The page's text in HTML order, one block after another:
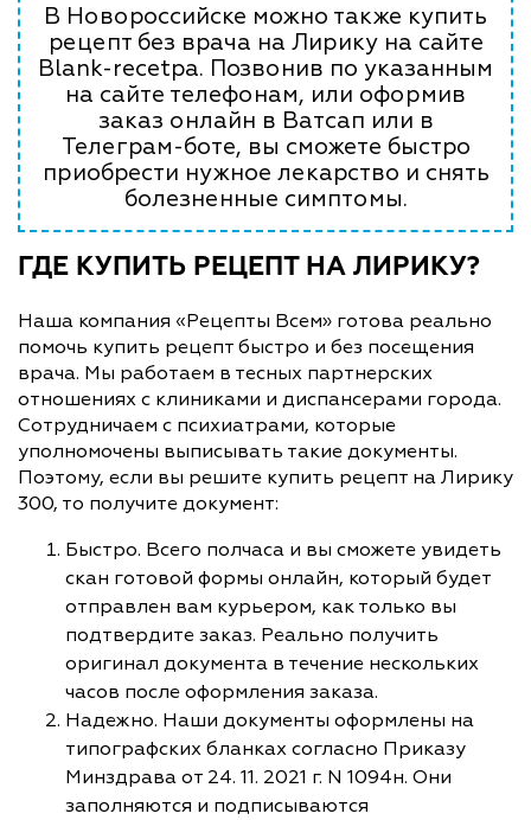
В Новороссийске можно также купить
рецепт без врача на Лирику на сайте
Blank-recetpa. Позвонив по указанным
на сайте телефонам, или оформив
заказ онлайн в Ватсап или в
Телеграм-боте, вы сможете быстро
приобрести нужное лекарство и снять
болезненные симптомы.
ГДЕ КУПИТЬ РЕЦЕПТ НА ЛИРИКУ?
Наша компания «Рецепты Всем» готова реально
помочь купить рецепт быстро и без посещения
врача. Мы работаем в тесных партнерских
отношениях с клиниками и диспансерами города.
Сотрудничаем с психиатрами, которые
уполномочены выписывать такие документы.
Поэтому, если вы решите купить рецепт на Лирику
300, то получите документ:
Быстро. Всего полчаса и вы сможете увидеть
скан готовой формы онлайн, который будет
отправлен вам курьером, как только вы
подтвердите заказ. Реально получить
оригинал документа в течение нескольких
часов после оформления заказа.
Надежно. Наши документы оформлены на
типографских бланках согласно Приказу
Минздрава от 24. 11. 2021 г. N 1094н. Они
заполняются и подписываются